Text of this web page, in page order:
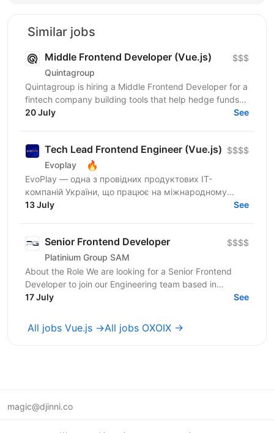
Similar jobs
Middle Frontend Developer (Vue.js)
Quintagroup
$$$
Quintagroup is hiring a Middle Frontend Developer for a
fintech company building tools that help hedge funds
manage treasury and financing more efficiently....
20 July See
Tech Lead Frontend Engineer (Vue.js)
Evoplay 🔥
$$$$
EvoPlay — одна з провідних продуктових IT-
компаній України, що працює на міжнародному
ринку та створює комплексні B2B-рішення для
13 July See
Senior Frontend Developer
Platinium Group SAM
$$$$
About the Role We are looking for a Senior Frontend
Developer to join our Engineering team based in
Monaco. You will report directly to the Team Leader of...
17 July See
All jobs Vue.js →All jobs OXOIX →
magic@djinni.co